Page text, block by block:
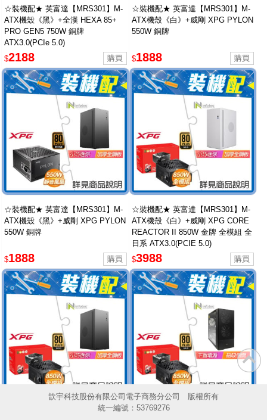
☆裝機配★ 英富達【MRS301】M-
ATX機殼《黑》+全漢 HEXA 85+
PRO GEN5 750W 銅牌
ATX3.0(PCIe 5.0)
$2188
☆裝機配★ 英富達【MRS301】M-
ATX機殼《白》+威剛 XPG PYLON
550W 銅牌
$1888
☆裝機配★ 英富達【MRS301】M-
ATX機殼《黑》+威剛 XPG PYLON
550W 銅牌
$1888
☆裝機配★ 英富達【MRS301】M-
ATX機殼《白》+威剛 XPG CORE
REACTOR II 850W 金牌 全模組 全
日系 ATX3.0(PCIE 5.0)
$3988
☆裝機配★ 英富達【MRS301】M-
☆裝機配★ 英富達【MR-T34】玻
歆宇科技股份有限公司電子商務分公司 版權所有
統一編號：53769276